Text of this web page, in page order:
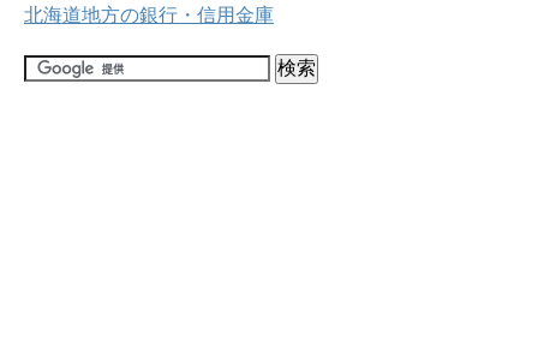
北海道地方の銀行・信用金庫